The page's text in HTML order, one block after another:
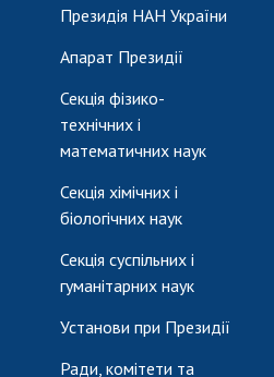
Президія НАН України
Апарат Президії
Секція фізико-
технічних і
математичних наук
Секція хімічних і
біологічних наук
Секція суспільних і
гуманітарних наук
Установи при Президії
Ради, комітети та